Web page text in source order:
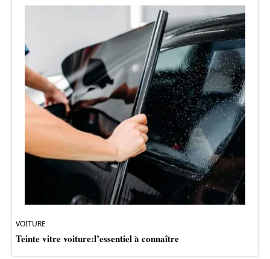
VOITURE
Teinte vitre voiture:l’essentiel à connaître